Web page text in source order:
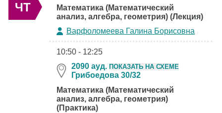
ЧТ
Математика (Математический
анализ, алгебра, геометрия) (Лекция)
Варфоломеева Галина Борисовна
10:50 - 12:25
2090 ауд. ПОКАЗАТЬ НА СХЕМЕ
Грибоедова 30/32
Математика (Математический
анализ, алгебра, геометрия)
(Практика)